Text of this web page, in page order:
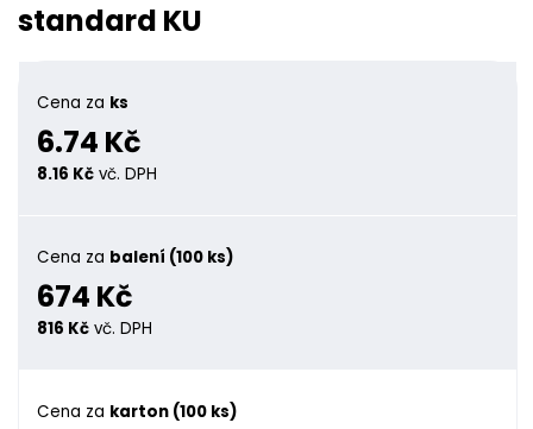
standard KU
Cena za ks
6.74 Kč
8.16 Kč vč. DPH
Cena za balení (100 ks)
674 Kč
816 Kč vč. DPH
Cena za karton (100 ks)